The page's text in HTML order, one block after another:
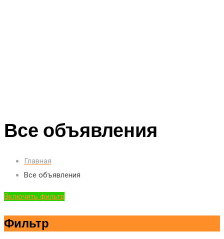
Все объявления
Главная
Все объявления
Включить фильтр
Фильтр